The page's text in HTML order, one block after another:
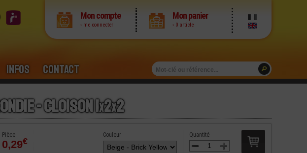
Mon compte
› me connecter
Mon panier
› 0 article
Infos Contact
- Cloison 1x2x2
Pièce
0,29€
Quantité
Couleur